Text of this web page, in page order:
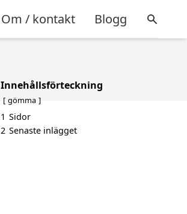
Om / kontakt Blogg
Innehållsförteckning
gömma
1 Sidor
2 Senaste inlägget